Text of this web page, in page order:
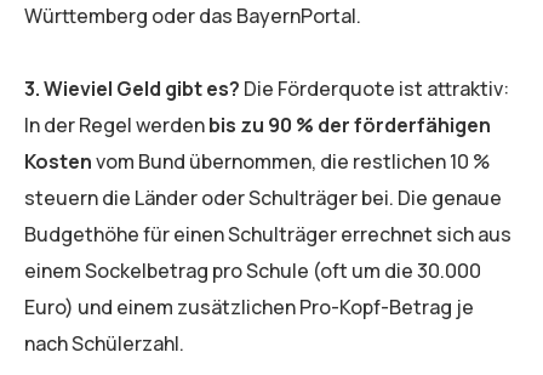
Württemberg oder das BayernPortal.
3. Wieviel Geld gibt es? Die Förderquote ist attraktiv:
In der Regel werdenbis zu 90 % der förderfähigen
Kostenvom Bund übernommen, die restlichen 10 %
steuern die Länder oder Schulträger bei. Die genaue
Budgethöhe für einen Schulträger errechnet sich aus
einem Sockelbetrag pro Schule (oft um die 30.000
Euro) und einem zusätzlichen Pro-Kopf-Betrag je
nach Schülerzahl.